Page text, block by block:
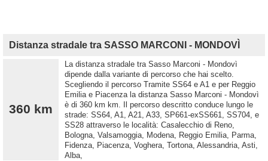
Distanza stradale tra SASSO MARCONI - MONDOVÌ
360 km
La distanza stradale tra Sasso Marconi - Mondovì
dipende dalla variante di percorso che hai scelto.
Scegliendo il percorso Tramite SS64 e A1 e per Reggio
Emilia e Piacenza la distanza Sasso Marconi - Mondovì
è di 360 km km. Il percorso descritto conduce lungo le
strade: SS64, A1, A21, A33, SP661-exSS661, SS704, e
SS28 attraverso le località: Casalecchio di Reno,
Bologna, Valsamoggia, Modena, Reggio Emilia, Parma,
Fidenza, Piacenza, Voghera, Tortona, Alessandria, Asti,
Alba,